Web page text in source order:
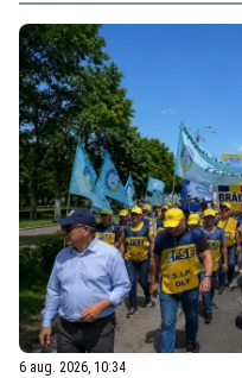
6 aug. 2026, 10:34